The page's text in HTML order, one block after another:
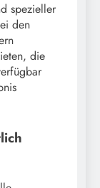
spezieller
den
die